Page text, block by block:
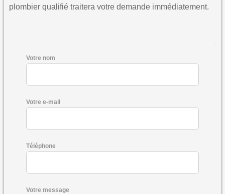
plombier qualifié traitera votre demande immédiatement.
Votre nom
Votre e-mail
Téléphone
Votre message